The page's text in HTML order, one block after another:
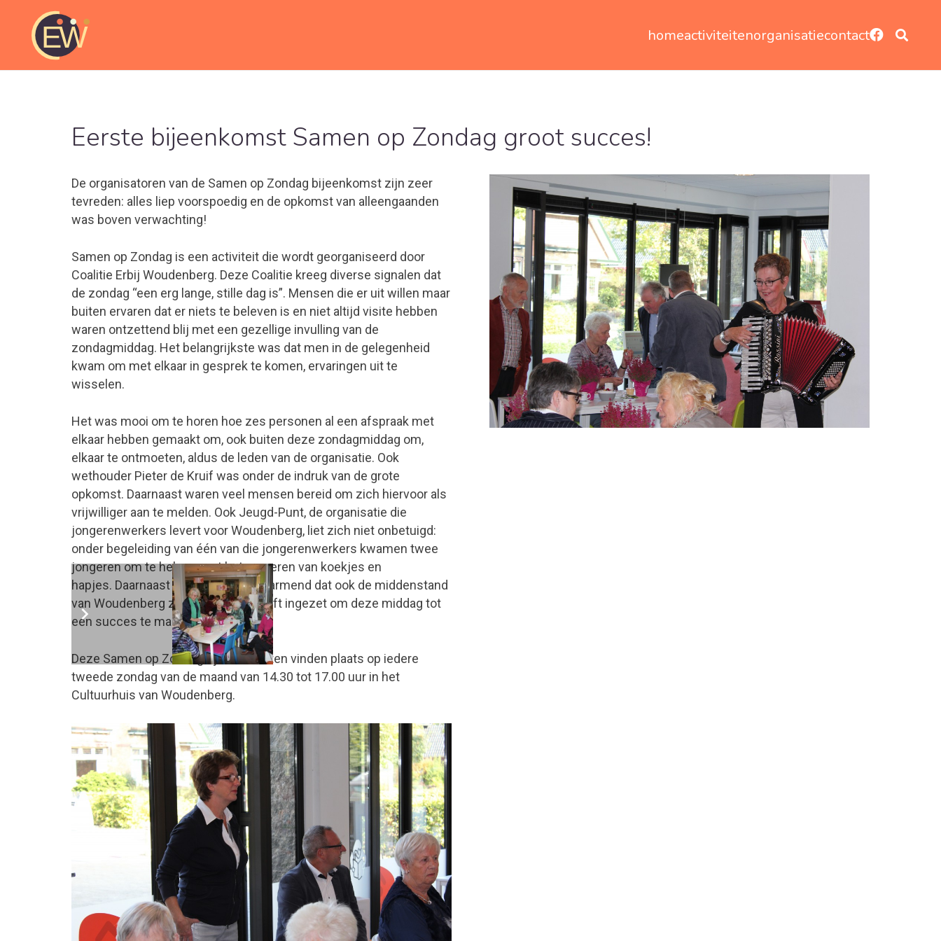
homeactiviteitenorganisatiecontact
Eerste bijeenkomst Samen op Zondag groot succes!
De organisatoren van de Samen op Zondag bijeenkomst zijn zeer
tevreden: alles liep voorspoedig en de opkomst van alleengaanden
was boven verwachting!
Samen op Zondag is een activiteit die wordt georganiseerd door
Coalitie Erbij Woudenberg. Deze Coalitie kreeg diverse signalen dat
de zondag “een erg lange, stille dag is”. Mensen die er uit willen maar
buiten ervaren dat er niets te beleven is en niet altijd visite hebben
waren ontzettend blij met een gezellige invulling van de
zondagmiddag. Het belangrijkste was dat men in de gelegenheid
kwam om met elkaar in gesprek te komen, ervaringen uit te
wisselen.
Het was mooi om te horen hoe zes personen al een afspraak met
elkaar hebben gemaakt om, ook buiten deze zondagmiddag om,
elkaar te ontmoeten, aldus de leden van de organisatie. Ook
wethouder Pieter de Kruif was onder de indruk van de grote
opkomst. Daarnaast waren veel mensen bereid om zich hiervoor als
vrijwilliger aan te melden. Ook Jeugd-Punt, de organisatie die
jongerenwerkers levert voor Woudenberg, liet zich niet onbetuigd:
onder begeleiding van één van die jongerenwerkers kwamen twee
jongeren om te helpen met het serveren van koekjes en
hapjes. Daarnaast was het hartverwarmend dat ook de middenstand
van Woudenberg zich behoorlijk heeft ingezet om deze middag tot
een succes te maken.
Deze Samen op Zondagbijeenkomsten vinden plaats op iedere
tweede zondag van de maand van 14.30 tot 17.00 uur in het
Cultuurhuis van Woudenberg.